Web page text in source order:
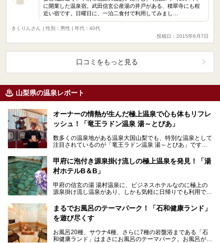
に開業した温泉宿。武田信玄公産湯の井戸がある、積翠寺にも程
近い宿です。日曜日に、一泊二食付で利用してみまし…
きくりんさん
| 性別：男性 | 年代：40代
投稿日：2015年6月7日
口コミをもっと見る
山梨県の温泉レポート
オーナーの情熱が生んだ極上温泉で心も体もリフレ
ッシュ！「竜王ラドン温泉 湯～とぴあ」
数多くの温泉地がある温泉大国山梨でも、特別な温泉として
注目されているのが「竜王ラドン温泉 湯～とぴあ」です。
甲府に泡付き源泉掛け流しの極上温泉を発見！「湯
村ホテルB＆B」
甲府の信玄の湯 湯村温泉に、ビジネスホテルなのに極上の
源泉掛け流し温泉があり、しかも気軽に日帰りでも利用でき
まるでお風呂のテーマパーク！「石和健康ランド」
を遊び尽くす
お風呂20種、サウナ4種、さらに7種の岩盤浴まである「石
和健康ランド」はまさにお風呂のテーマパーク。お風呂が多